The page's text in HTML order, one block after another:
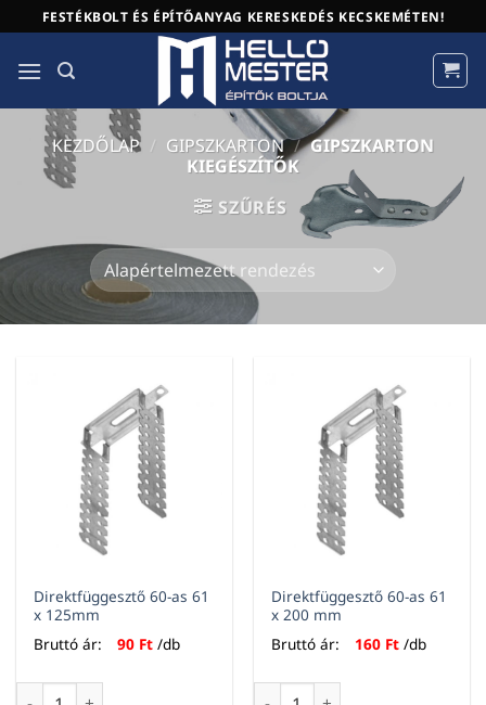
to
content
FESTÉKBOLT ÉS ÉPÍTŐANYAG KERESKEDÉS KECSKEMÉTEN!
KEZDŐLAP / GIPSZKARTON / GIPSZKARTON
KIEGÉSZÍTŐK
SZŰRÉS
Direktfüggesztő 60-as 61
x 125mm
Bruttó ár:
90 Ft /db
Direktfüggesztő 60-as 61 x 125mm mennyiség
Direktfüggesztő 60-as 61
x 200 mm
Bruttó ár:
160 Ft /db
Direktfüggesztő 60-as 61 x